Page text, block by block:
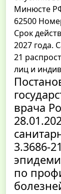
Минюсте
62500
Срок
2027 года.
21
лиц и
врача
3.3686-
по